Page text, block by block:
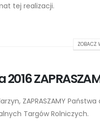
tej realizacji.
ZOBACZ
ZAPRASZAMY Państwa
Targów Rolniczych.